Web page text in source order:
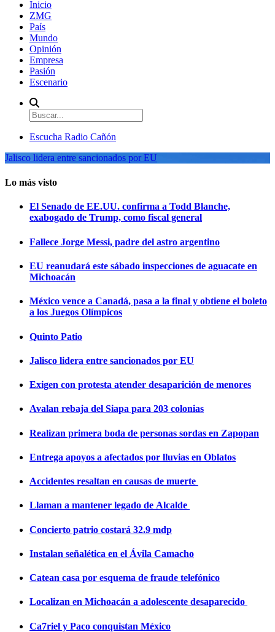
Inicio
ZMG
País
Mundo
Opinión
Empresa
Pasión
Escenario
Escucha Radio Cañón
Jalisco lidera entre sancionados por EU
Lo más visto
El Senado de EE.UU. confirma a Todd Blanche,
exabogado de Trump, como fiscal general
Fallece Jorge Messi, padre del astro argentino
EU reanudará este sábado inspecciones de aguacate en
Michoacán
México vence a Canadá, pasa a la final y obtiene el boleto
a los Juegos Olímpicos
Quinto Patio
Jalisco lidera entre sancionados por EU
Exigen con protesta atender desaparición de menores
Avalan rebaja del Siapa para 203 colonias
Realizan primera boda de personas sordas en Zapopan
Entrega apoyos a afectados por lluvias en Oblatos
Accidentes resaltan en causas de muerte
Llaman a mantener legado de Alcalde
Concierto patrio costará 32.9 mdp
Instalan señalética en el Ávila Camacho
Catean casa por esquema de fraude telefónico
Localizan en Michoacán a adolescente desaparecido
Ca7riel y Paco conquistan México